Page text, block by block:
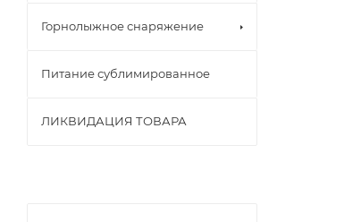
Горнолыжное снаряжение
Питание сублимированное
ЛИКВИДАЦИЯ ТОВАРА